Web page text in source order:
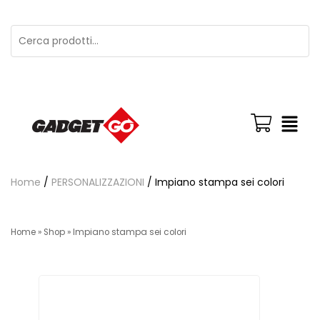
Home / PERSONALIZZAZIONI / Impiano stampa sei colori
Home » Shop » Impiano stampa sei colori